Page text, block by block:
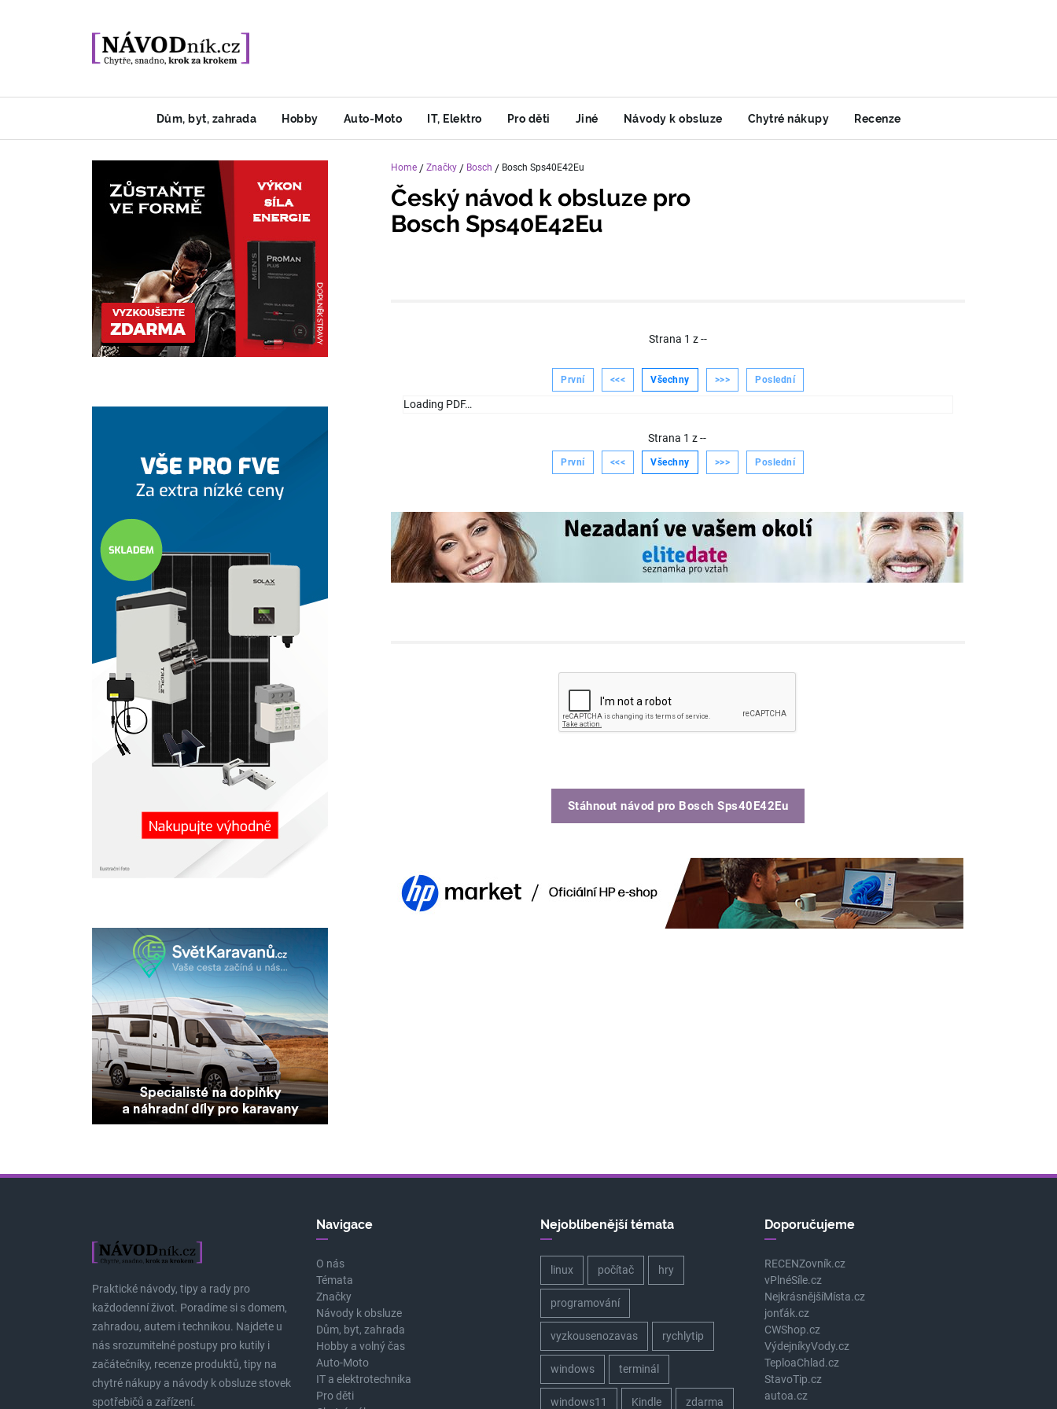
Dům, byt, zahrada Hobby Auto-Moto IT, Elektro Pro děti Jiné Návody k obsluze Chytré nákupy Recenze
Home / Značky / Bosch / Bosch Sps40E42Eu
Český návod k obsluze pro
Bosch Sps40E42Eu
Strana 1 z--
První <<< Všechny >>> Poslední
Loading PDF…
Strana 1 z--
První <<< Všechny >>> Poslední
Stáhnout návod pro Bosch Sps40E42Eu
Praktické návody, tipy a rady pro
každodenní život. Poradíme si s domem,
zahradou, autem i technikou. Najdete u
nás srozumitelné postupy pro kutily i
začátečníky, recenze produktů, tipy na
chytré nákupy a návody k obsluze stovek
spotřebičů a zařízení.
Navigace
O nás
Témata
Značky
Návody k obsluze
Dům, byt, zahrada
Hobby a volný čas
Auto-Moto
IT a elektrotechnika
Pro děti
Nejoblíbenější témata
linux počítač hry
programování
vyzkousenozavas rychlytip
windows terminál
windows11 Kindle zdarma
Doporučujeme
RECENZovník.cz
vPlnéSíle.cz
NejkrásnějšíMísta.cz
jonťák.cz
CWShop.cz
VýdejníkyVody.cz
TeploaChlad.cz
StavoTip.cz
autoa.cz